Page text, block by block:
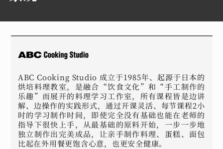
ABC Cooking Studio 成立于1985年、起源于日本的
烘培料理教室，是融合“饮食文化”和“手工制作的
乐趣”而展开的料理学习工作室，所有课程皆是边讲
解、边操作的实践形式，通过开课灵活、每节课程2小
时的学习制作时间，即使完全没有基础也能在老师的
指导下很快上手，从最基础的原料开始，一步一步地
独立制作出完美成品，让亲手制作料理、蛋糕、面包
比起在外用餐更饱含心意，也更安全健康。